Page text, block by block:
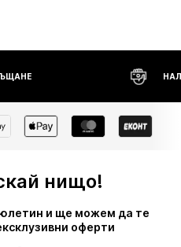
нищо!
и ще можем да те
оферти